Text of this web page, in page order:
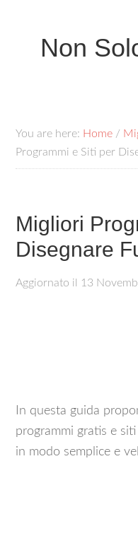
Non
You are here: Home /
Programmi e Siti per
Migliori
Disegnare
Aggiornato il 13
In questa guida
programmi gratis e
in modo semplice e